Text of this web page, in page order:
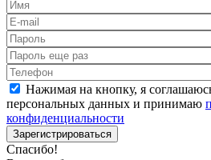
Нажимая на кнопку, я
персональных данных и принимаю
конфиденциальности
Зарегистрироваться
Спасибо!